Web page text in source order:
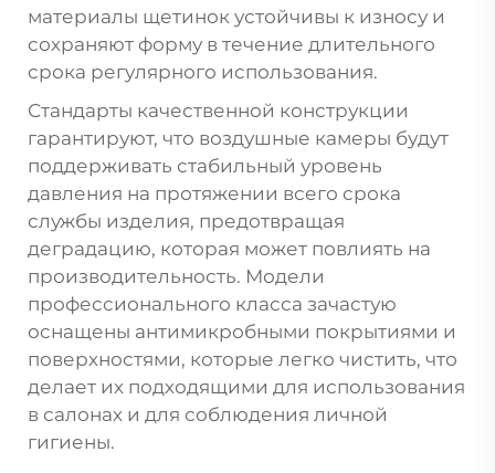
материалы щетинок устойчивы к износу и
сохраняют форму в течение длительного
срока регулярного использования.
Стандарты качественной конструкции
гарантируют, что воздушные камеры будут
поддерживать стабильный уровень
давления на протяжении всего срока
службы изделия, предотвращая
деградацию, которая может повлиять на
производительность. Модели
профессионального класса зачастую
оснащены антимикробными покрытиями и
поверхностями, которые легко чистить, что
делает их подходящими для использования
в салонах и для соблюдения личной
гигиены.